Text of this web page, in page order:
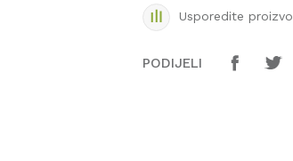
Usporedite
PODIJELI